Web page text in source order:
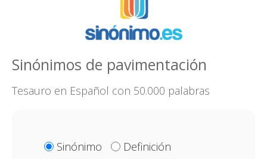
Sinónimos de pavimentación
Tesauro en Español con 50.000 palabras
Sinónimo
Definición